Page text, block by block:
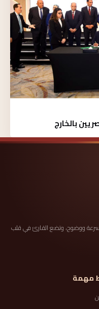
بالخارج
وسرعة ووضوح، وتضع القارئ في قلب
مهمة